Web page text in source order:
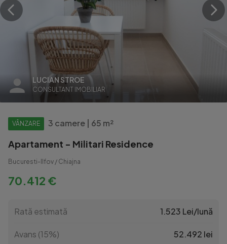
LUCIAN STROE
CONSULTANT IMOBILIAR
VÂNZARE 3 camere | 65 m²
Apartament - Militari Residence
Bucuresti-Ilfov / Chiajna
70.412 €
Rată estimată 1.523 Lei/lună
Avans (15%) 52.492 lei